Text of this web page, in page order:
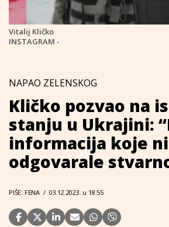
Vitalij Kličko
INSTAGRAM -
NAPAO ZELENSKOG
Kličko pozvao na
stanju u Ukrajini:
informacija koje
odgovarale
PIŠE: FENA / 03.12.2023. u 18:55